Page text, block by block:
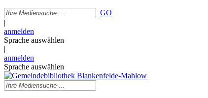
GO
|
anmelden
Sprache auswählen
|
anmelden
Sprache auswählen